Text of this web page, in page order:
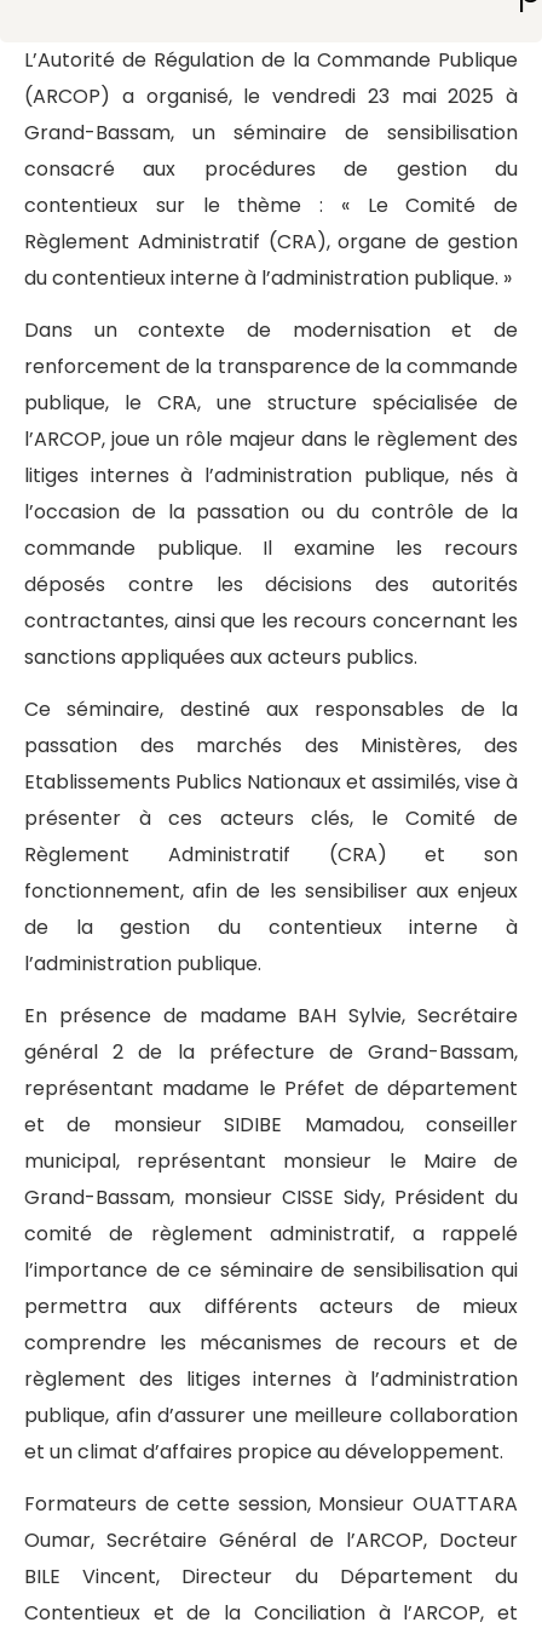
L’Autorité de Régulation de la Commande Publique
(ARCOP) a organisé, le vendredi 23 mai 2025 à
Grand-Bassam, un séminaire de sensibilisation
consacré aux procédures de gestion du
contentieux sur le thème : « Le Comité de
Règlement Administratif (CRA), organe de gestion
du contentieux interne à l’administration publique. »
Dans un contexte de modernisation et de
renforcement de la transparence de la commande
publique, le CRA, une structure spécialisée de
l’ARCOP, joue un rôle majeur dans le règlement des
litiges internes à l’administration publique, nés à
l’occasion de la passation ou du contrôle de la
commande publique. Il examine les recours
déposés contre les décisions des autorités
contractantes, ainsi que les recours concernant les
sanctions appliquées aux acteurs publics.
Ce séminaire, destiné aux responsables de la
passation des marchés des Ministères, des
Etablissements Publics Nationaux et assimilés, vise à
présenter à ces acteurs clés, le Comité de
Règlement Administratif (CRA) et son
fonctionnement, afin de les sensibiliser aux enjeux
de la gestion du contentieux interne à
l’administration publique.
En présence de madame BAH Sylvie, Secrétaire
général 2 de la préfecture de Grand-Bassam,
représentant madame le Préfet de département
et de monsieur SIDIBE Mamadou, conseiller
municipal, représentant monsieur le Maire de
Grand-Bassam, monsieur CISSE Sidy, Président du
comité de règlement administratif, a rappelé
l’importance de ce séminaire de sensibilisation qui
permettra aux différents acteurs de mieux
comprendre les mécanismes de recours et de
règlement des litiges internes à l’administration
publique, afin d’assurer une meilleure collaboration
et un climat d’affaires propice au développement.
Formateurs de cette session, Monsieur OUATTARA
Oumar, Secrétaire Général de l’ARCOP, Docteur
BILE Vincent, Directeur du Département du
Contentieux et de la Conciliation à l’ARCOP, et